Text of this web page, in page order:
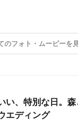
のフォト・ムービーを
い、特別な日。
エディング